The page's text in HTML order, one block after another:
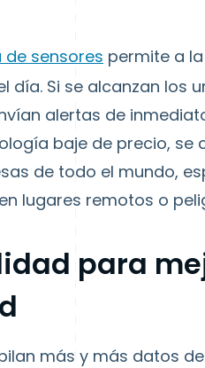
sensores permite a
día. Si se alcanzan los
alertas de
baje de precio, se
de todo el mundo,
lugares remotos o
para
más y más datos